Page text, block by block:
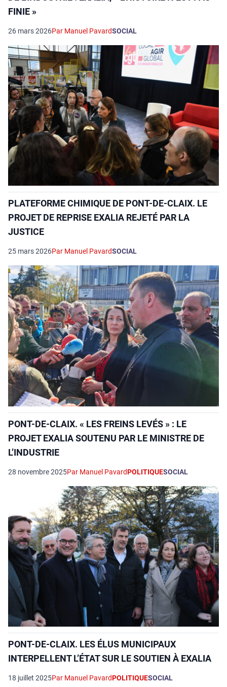
FINIE »
26 mars 2026Par Manuel PavardSOCIAL
PLATEFORME CHIMIQUE DE PONT-DE-CLAIX. LE
PROJET DE REPRISE EXALIA REJETÉ PAR LA
JUSTICE
25 mars 2026Par Manuel PavardSOCIAL
PONT-DE-CLAIX. « LES FREINS LEVÉS » : LE
PROJET EXALIA SOUTENU PAR LE MINISTRE DE
L’INDUSTRIE
28 novembre 2025Par Manuel PavardPOLITIQUESOCIAL
PONT-DE-CLAIX. LES ÉLUS MUNICIPAUX
INTERPELLENT L’ÉTAT SUR LE SOUTIEN À EXALIA
18 juillet 2025Par Manuel PavardPOLITIQUESOCIAL